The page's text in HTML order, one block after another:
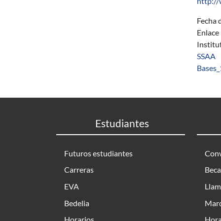
Fecha
Enlace
SSAA
Estudiantes
Futuros estudiantes
Carreras
EVA
Bedelia